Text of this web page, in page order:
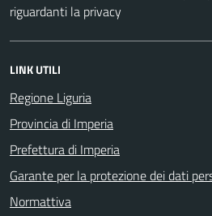
riguardanti la privacy
LINK UTILI
Regione Liguria
Provincia di Imperia
Prefettura di Imperia
Garante per la protezione dei dati
Normattiva